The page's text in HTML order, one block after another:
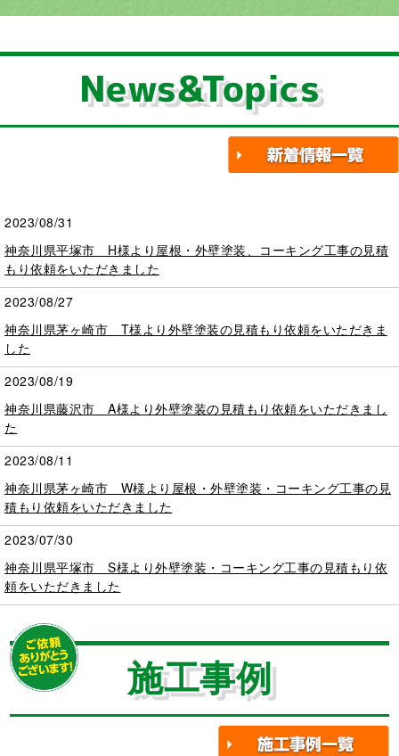
News&Topics
2023/08/31
神奈川県平塚市 H様より屋根・外壁塗装、コーキング工事の見積
もり依頼をいただきました
2023/08/27
神奈川県茅ヶ崎市 T様より外壁塗装の見積もり依頼をいただきま
した
2023/08/19
神奈川県藤沢市 A様より外壁塗装の見積もり依頼をいただきまし
た
2023/08/11
神奈川県茅ヶ崎市 W様より屋根・外壁塗装・コーキング工事の見
積もり依頼をいただきました
2023/07/30
神奈川県平塚市 S様より外壁塗装・コーキング工事の見積もり依
頼をいただきました
施工事例